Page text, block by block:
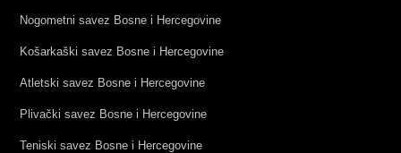
Nogometni savez Bosne i Hercegovine
Košarkaški savez Bosne i Hercegovine
Atletski savez Bosne i Hercegovine
Plivački savez Bosne i Hercegovine
Teniski savez Bosne i Hercegovine